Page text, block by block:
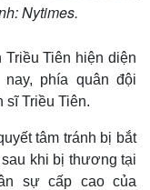
Nytimes.
Tiên hiện diện
phía quân đội
sĩ Triều Tiên.
tâm tránh bị bắt
khi bị thương tại
sự cấp cao của